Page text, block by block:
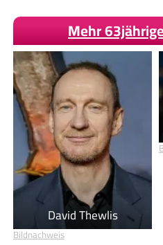
Mehr
David Thewlis
Bildnachweis